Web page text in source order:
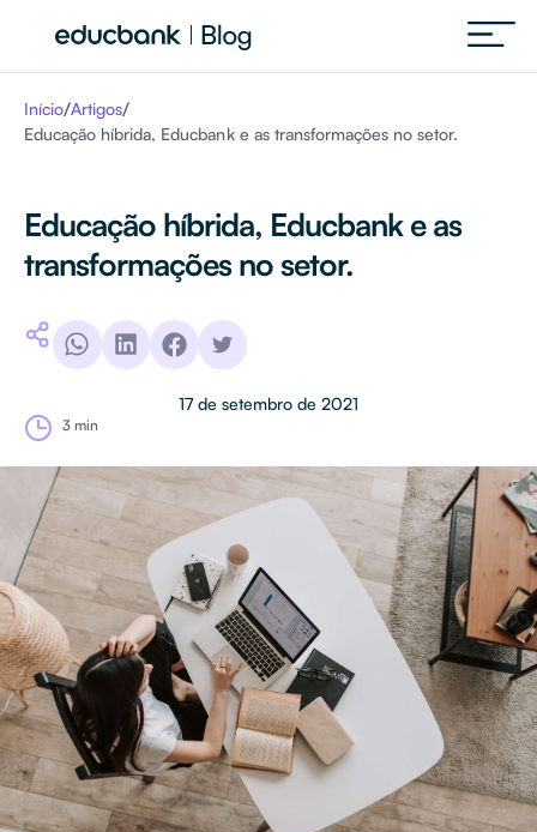
Início/Artigos/
Educação híbrida, Educbank e as transformações no setor.
Educação híbrida, Educbank e as
transformações no setor.
17 de setembro de 2021
3 min